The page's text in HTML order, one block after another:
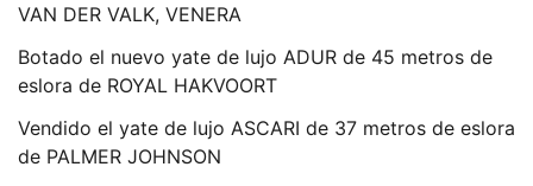
VAN DER VALK, VENERA
Botado el nuevo yate de lujo ADUR de 45 metros de
eslora de ROYAL HAKVOORT
Vendido el yate de lujo ASCARI de 37 metros de eslora
de PALMER JOHNSON